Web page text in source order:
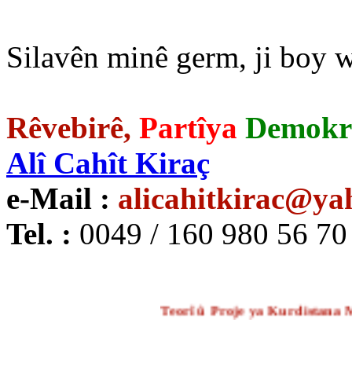
Silavên minê germ, ji boy
Rêvebirê, Partîya
Alî Cahît Kiraç
e-Mail :
Tel. : 0049 / 160 980 56
Teorî û Proje ya Kurdistana